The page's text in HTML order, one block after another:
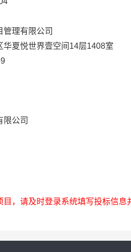
管理有限公司
华夏悦世界壹空间14层1408室
限公司
目，请及时登录系统填写投标信息